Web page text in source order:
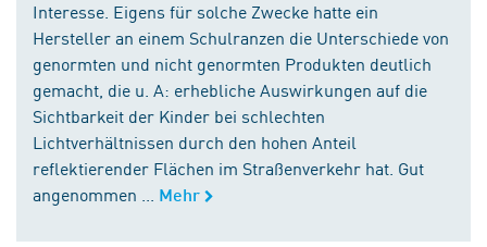
Interesse. Eigens für solche Zwecke hatte ein
Hersteller an einem Schulranzen die Unterschiede von
genormten und nicht genormten Produkten deutlich
gemacht, die u. A: erhebliche Auswirkungen auf die
Sichtbarkeit der Kinder bei schlechten
Lichtverhältnissen durch den hohen Anteil
reflektierender Flächen im Straßenverkehr hat. Gut
angenommen ...
Mehr